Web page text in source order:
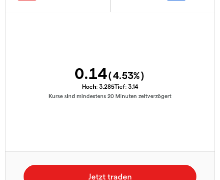
0.14(4.53%)
Hoch: 3.285Tief: 3.14
Kurse sind mindestens 20 Minuten zeitverzögert